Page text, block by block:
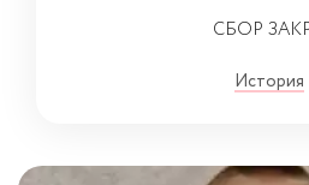
СБОР
История